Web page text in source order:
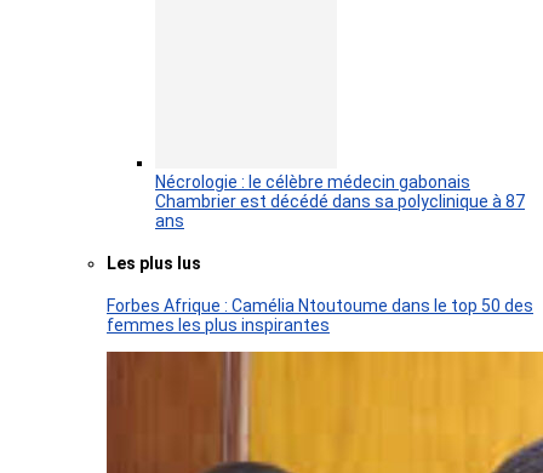
Nécrologie : le célèbre médecin gabonais
Chambrier est décédé dans sa polyclinique à 87
ans
Les plus lus
Forbes Afrique : Camélia Ntoutoume dans le top 50 des
femmes les plus inspirantes